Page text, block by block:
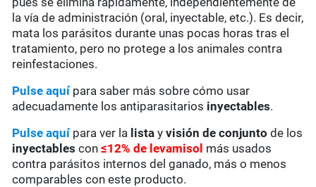
la vía de administración (oral, inyectable, etc.). Es decir,
mata los parásitos durante unas pocas horas tras el
tratamiento, pero no protege a los animales contra
reinfestaciones.
Pulse aquípara saber más sobre cómo usar
adecuadamente los antiparasitarios inyectables.
Pulse aquí para ver la lista yvisión de conjunto de los
inyectables con≤12% de levamisol más usados
contra parásitos internos del ganado, más o menos
comparables con este producto.